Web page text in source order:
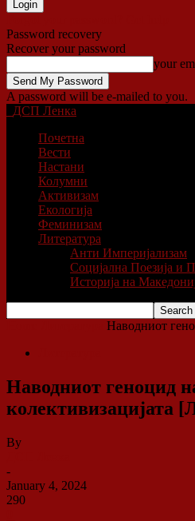
Password recovery
Recover your password
your
A password will be e-mailed to you.
ДСП Ленка
Почетна
Вести
Настани
Колумни
Активизам
Екологија
Феминизам
Литература
Анти Империјализам
Социјална Поезија и
Историја на
Наводниот
Наводниот геноцид
колективизацијата
By
-
January 4, 2024
290